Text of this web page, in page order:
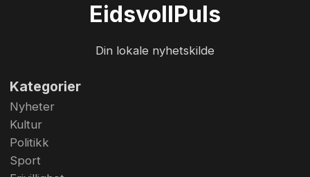
EidsvollPuls
Din lokale nyhetskilde
Kategorier
Nyheter
Kultur
Politikk
Sport